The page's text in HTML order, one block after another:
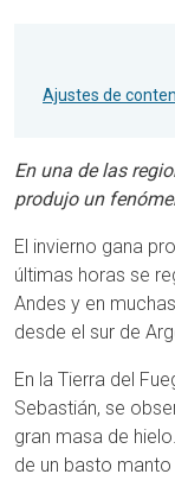
Ajustes de
En una de las
produjo un
El invierno gana
últimas horas se
Andes y en
desde el sur de
En la Tierra del
Sebastián, se
gran masa de
de un basto